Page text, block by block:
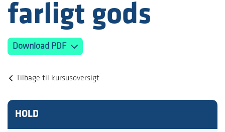
farligt gods
Download PDF
Tilbage til kursusoversigt
HOLD